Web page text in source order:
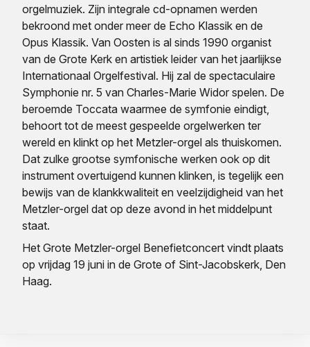
orgelmuziek. Zijn integrale cd-opnamen werden
bekroond met onder meer de Echo Klassik en de
Opus Klassik. Van Oosten is al sinds 1990 organist
van de Grote Kerk en artistiek leider van het jaarlijkse
Internationaal Orgelfestival. Hij zal de spectaculaire
Symphonie nr. 5 van Charles-Marie Widor spelen. De
beroemde Toccata waarmee de symfonie eindigt,
behoort tot de meest gespeelde orgelwerken ter
wereld en klinkt op het Metzler-orgel als thuiskomen.
Dat zulke grootse symfonische werken ook op dit
instrument overtuigend kunnen klinken, is tegelijk een
bewijs van de klankkwaliteit en veelzijdigheid van het
Metzler-orgel dat op deze avond in het middelpunt
staat.
Het Grote Metzler-orgel Benefietconcert vindt plaats
op vrijdag 19 juni in de Grote of Sint-Jacobskerk, Den
Haag.